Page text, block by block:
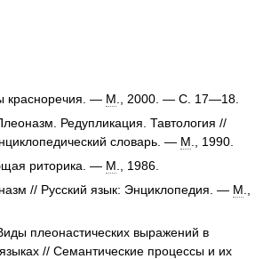
красноречия. — М ., 2000. — С. 17—18.
Редупликация. Тавтология //
словарь. — М ., 1990.
риторика. — М ., 1986.
// Русский язык: Энциклопедия. — М
плеонастических выражений в
// Семантические процессы и их